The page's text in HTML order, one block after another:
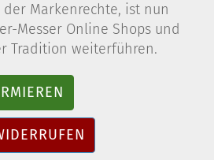
Markenrechte, ist nun
Messer Online Shops und
Tradition weiterführen.